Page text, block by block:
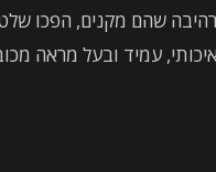
שהם מקנים, הפכו
עמיד ובעל מראה